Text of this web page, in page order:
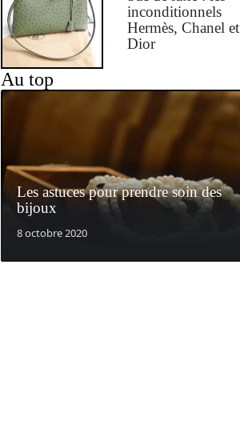
inconditionnels
Hermès, Chanel et
Dior
Au top
Les astuces pour prendre soin des
bijoux
8 octobre 2020